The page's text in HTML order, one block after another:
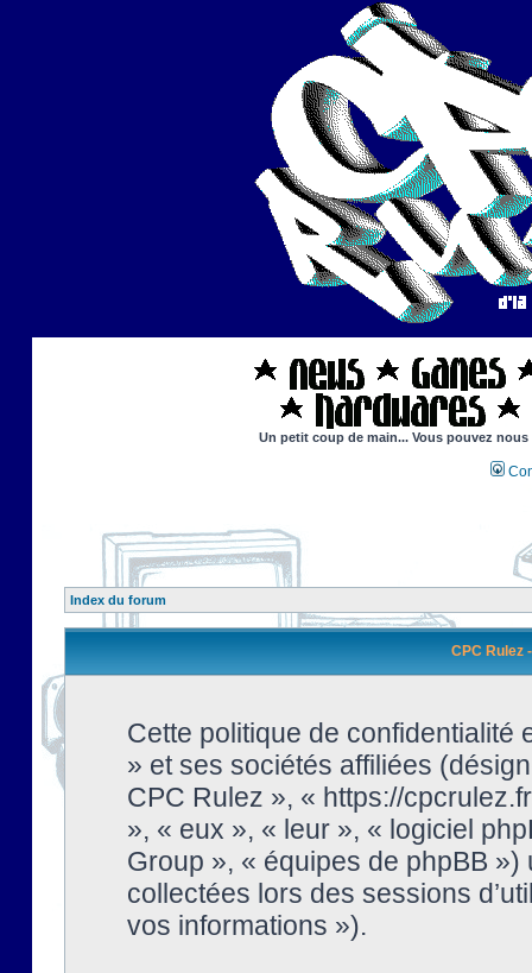
Un petit coup de main... Vous pouvez
Index du forum
CPC Rulez
Cette politique de confidentialité
» et ses sociétés affiliées
CPC Rulez », « https://
», « eux », « leur », « logiciel
Group », « équipes de phpBB
collectées lors des sessions
vos informations »).